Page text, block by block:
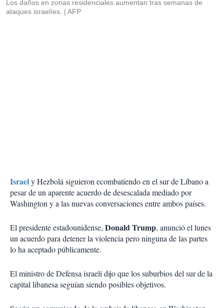
Los daños en zonas residenciales aumentan tras semanas de
ataques israelíes.
AFP
Israely Hezbolá siguieron ecombatiendo en el sur de Líbano a
pesar de un aparente acuerdo de desescalada mediado por
Washington y a las nuevas conversaciones entre ambos países.
El presidente estadounidense, Donald Trump, anunció el lunes
un acuerdo para detener la violencia pero ninguna de las partes
lo ha aceptado públicamente.
El ministro de Defensa israelí dijo que los suburbios del sur de la
capital libanesa seguían siendo posibles objetivos.